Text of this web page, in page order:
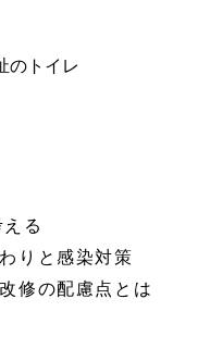
のトイレ
る
りと感染対策
修の配慮点とは